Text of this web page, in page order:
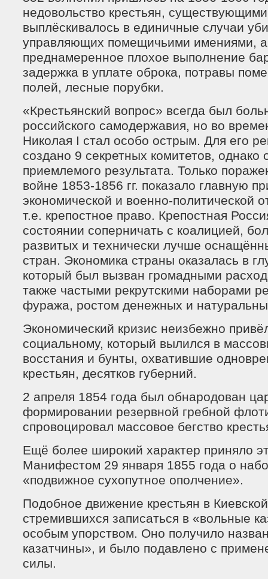
недовольство крестьян,
выплёскивалось в единичные случаи
управляющих помещичьими имениями, а
преднамеренное плохое выполнение
задержка в уплате оброка, потравы
полей, лесные порубки.
«Крестьянский вопрос» всегда был
российского самодержавия, но во
Николая I стал особо острым. Для его
создано 9 секретных комитетов, однако
приемлемого результата. Только
войне 1853-1856 гг. показало главную
экономической и военно-политической
т.е. крепостное право. Крепостная
состоянии соперничать с коалицией,
развитых и технически лучше
стран. Экономика страны оказалась в
который был вызван громадными
также частыми рекрутскими наборами
фуража, ростом денежных и
Экономический кризис неизбежно
социальному, который вылился в
восстания и бунты, охватившие
крестьян, десятков губерний.
2 апреля 1854 года был обнародован
формировании резервной гребной
спровоцировал массовое бегство
Ещё более широкий характер приняло
Манифестом 29 января 1855 года о
«подвижное сухопутное ополчение».
Подобное движение крестьян в
стремившихся записаться в «вольные
особым упорством. Оно получило
казатчины», и было подавлено с
силы.